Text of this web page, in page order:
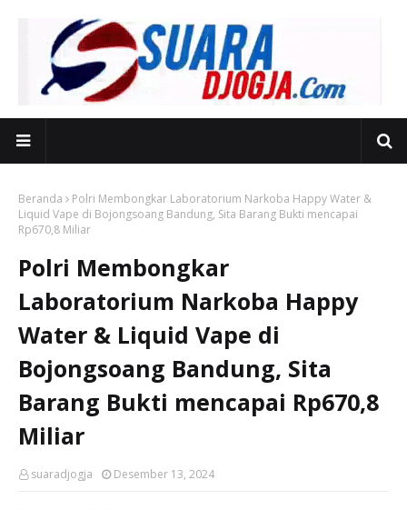
Beranda
Polri Membongkar Laboratorium Narkoba Happy Water &
Liquid Vape di Bojongsoang Bandung, Sita Barang Bukti mencapai
Rp670,8 Miliar
Polri Membongkar
Laboratorium Narkoba Happy
Water & Liquid Vape di
Bojongsoang Bandung, Sita
Barang Bukti mencapai Rp670,8
Miliar
suaradjogja Desember 13, 2024